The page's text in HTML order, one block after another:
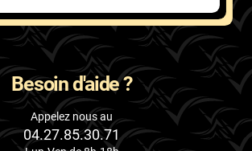
Besoin d'aide ?
Appelez nous au
04.27.85.30.71